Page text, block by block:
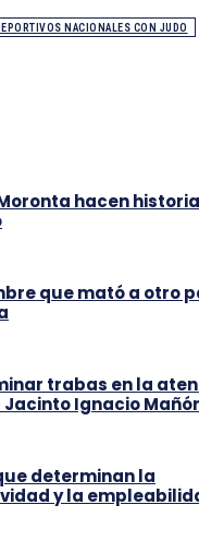
NACIONALES CON JUDO
hacen
que mató a otro
trabas en la
Ignacio
determinan la
y la